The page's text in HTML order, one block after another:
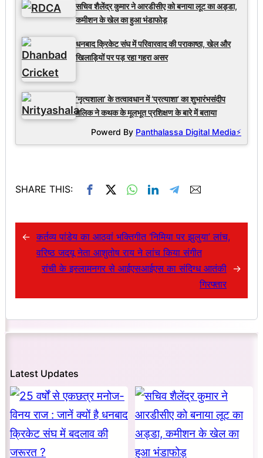
सचिव शैलेंद्र कुमार ने आरडीसीए को बनाया लूट का अड्डा,
कमीशन के खेल का हुआ भंडाफोड़
धनबाद क्रिकेट संघ में परिवारवाद की पराकाष्ठा, खेल और
खिलाड़ियों पर पड़ रहा गहरा असर
‘नृत्यशाला’ के तत्वावधान में ‘प्रत्याशा’ का शुभारंभसंदीप
मलिक ने कथक के मूलभूत प्रशिक्षण के बारे में बताया
Powerd By Panthalassa Digital Media⚡
SHARE THIS:
← कर्तव्य पांडेय का आठवां भक्तिगीत ‘निमिया पर झुलुया’ लांच,
वरिष्ठ जदयू नेता आशुतोष राय ने लांच किया संगीत
रांची के इस्लामनगर से आईएसआईएस का संदिग्ध आतंकी
गिरफ्तार
→
Latest Updates